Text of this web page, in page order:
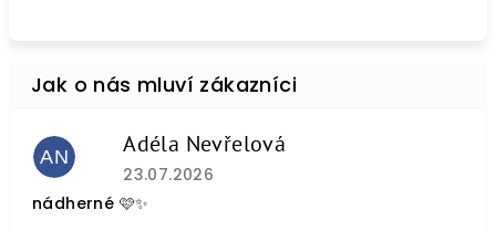
AN Adéla Nevřelová
Hodnocení obchodu je 5 z 5 hvězdiček.
23.07.2026
nádherné 🩷✨